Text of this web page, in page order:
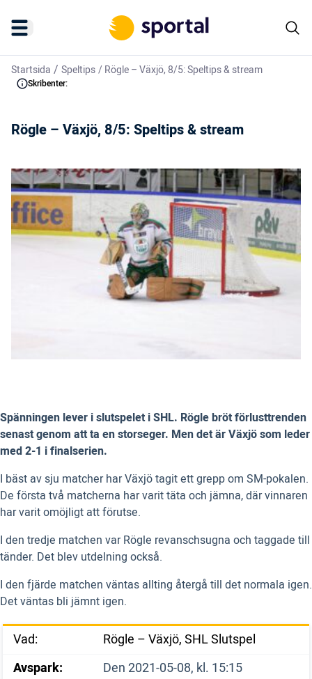
Startsida / Speltips/Rögle – Växjö, 8/5: Speltips & stream
Skribenter:
Rögle – Växjö, 8/5: Speltips & stream
Spänningen lever i slutspelet i SHL. Rögle bröt förlusttrenden
senast genom att ta en storseger. Men det är Växjö som leder
med 2-1 i finalserien.
I bäst av sju matcher har Växjö tagit ett grepp om SM-pokalen.
De första två matcherna har varit täta och jämna, där vinnaren
har varit omöjligt att förutse.
I den tredje matchen var Rögle revanschsugna och taggade till
tänder. Det blev utdelning också.
I den fjärde matchen väntas allting återgå till det normala igen.
Det väntas bli jämnt igen.
Vad:
Rögle – Växjö, SHL Slutspel
Avspark:
Den 2021-05-08, kl. 15:15